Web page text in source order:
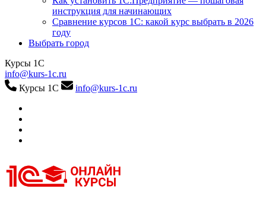
инструкция для начинающих
Сравнение курсов 1С: какой курс выбрать в 2026
году
Выбрать город
Курсы 1С
info@kurs-1c.ru
Курсы 1С
info@kurs-1c.ru